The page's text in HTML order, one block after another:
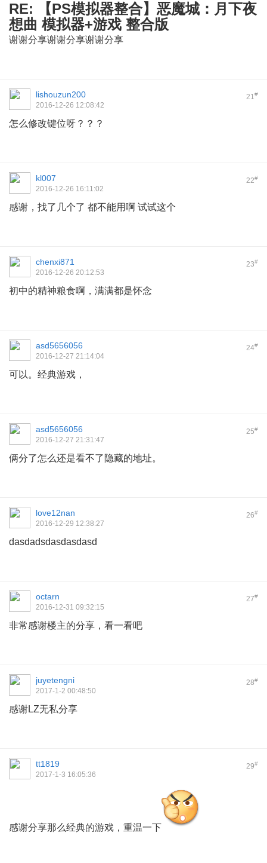
RE: 【PS模拟器整合】恶魔城：月下夜
想曲 模拟器+游戏 整合版
谢谢分享谢谢分享谢谢分享
21#
lishouzun200
2016-12-26 12:08:42
怎么修改键位呀？？？
22#
kl007
2016-12-26 16:11:02
感谢，找了几个了 都不能用啊 试试这个
23#
chenxi871
2016-12-26 20:12:53
初中的精神粮食啊，满满都是怀念
24#
asd5656056
2016-12-27 21:14:04
可以。经典游戏，
25#
asd5656056
2016-12-27 21:31:47
俩分了怎么还是看不了隐藏的地址。
26#
love12nan
2016-12-29 12:38:27
dasdadsdasdasdasd
27#
octarn
2016-12-31 09:32:15
非常感谢楼主的分享，看一看吧
28#
juyetengni
2017-1-2 00:48:50
感谢LZ无私分享
29#
tt1819
2017-1-3 16:05:36
感谢分享那么经典的游戏，重温一下